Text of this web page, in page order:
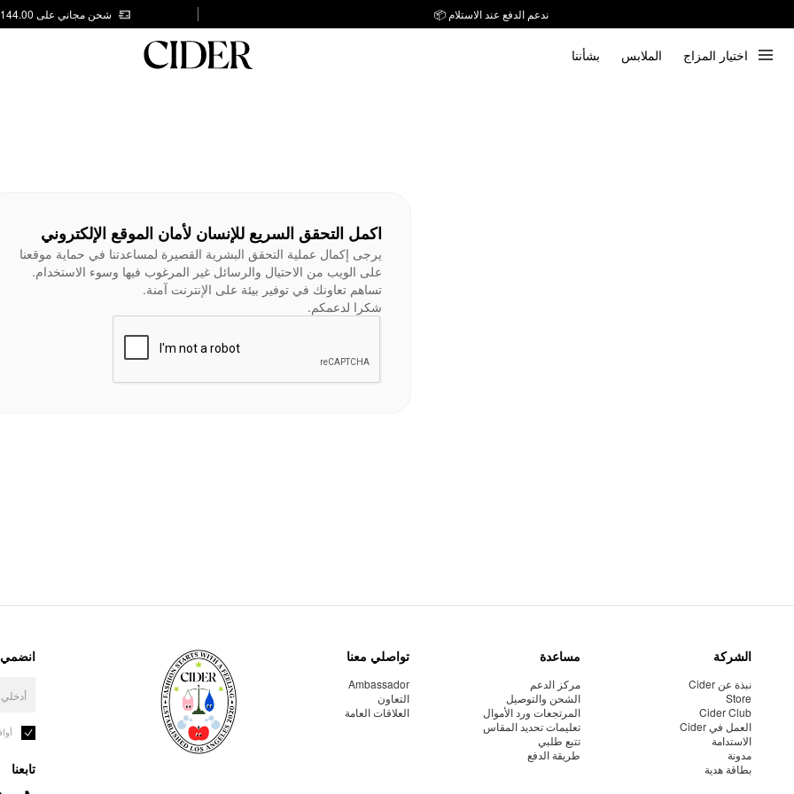
ندعم الدفع عند الاستلام 📦 شحن مجاني على AED 144.00
اختيار المزاج الملابس بشأننا
اكمل التحقق السريع للإنسان لأمان الموقع الإلكتروني
يرجى إكمال عملية التحقق البشرية القصيرة لمساعدتنا في حماية موقعنا
على الويب من الاحتيال والرسائل غير المرغوب فيها وسوء الاستخدام.
تساهم تعاونك في توفير بيئة على الإنترنت آمنة.
شكرا لدعمكم.
الشركة
نبذة عن Cider
Store
Cider Club
العمل في Cider
الاستدامة
مدونة
بطاقة هدية
مساعدة
مركز الدعم
الشحن والتوصيل
المرتجعات ورد الأموال
تعليمات تحديد المقاس
تتبع طلبي
طريقة الدفع
تواصلي معنا
Ambassador
التعاون
العلاقات العامة
انضمي
تابعنا